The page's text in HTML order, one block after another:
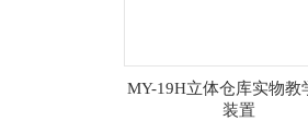
MY-19H立体仓库实物教
装置